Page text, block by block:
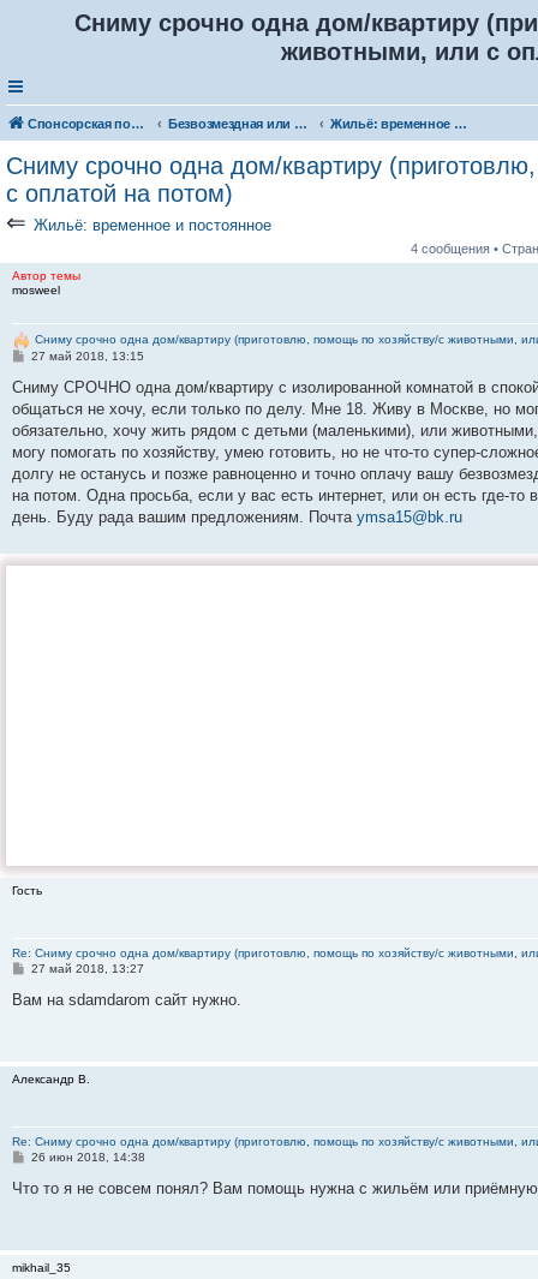
Сниму срочно одна дом/квартиру
животными, или с
Спонсорская помощь. Разместите своё объявление в соответствующей рубрике Безвозмездная или условно-безвозмездная помощь Жильё: временное и постоянное
Сниму срочно одна дом/квартиру
с оплатой на потом)
⇐ Жильё: временное и постоянное
4 сообщения •
Автор темы
mosweel
Сниму срочно одна дом/квартиру (приготовлю, помощь по хозяйству/с животными,
С
о
щ
е
и
е
27 май 2018, 13:15
Сниму СРОЧНО одна дом/квартиру с изолированной комнатой в
общаться не хочу, если только по делу. Мне 18. Живу в Москве, но
обязательно, хочу жить рядом с детьми (маленькими), или
могу помогать по хозяйству, умею готовить, но не что-то супер-
долгу не останусь и позже равноценно и точно оплачу вашу
на потом. Одна просьба, если у вас есть интернет, или он есть где-
день. Буду рада вашим предложениям. Почта ymsa15@bk.ru
Гость
Re: Сниму срочно одна дом/квартиру (приготовлю, помощь по хозяйству/с животными,
С
о
и
е
27 май 2018, 13:27
Вам на sdamdarom сайт нужно.
Александр В.
Re: Сниму срочно одна дом/квартиру (приготовлю, помощь по хозяйству/с животными,
С
о
е
26 июн 2018, 14:38
Что то я не совсем понял? Вам помощь нужна с жильём или
mikhail_35